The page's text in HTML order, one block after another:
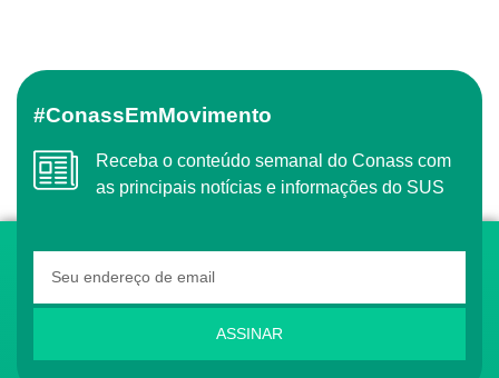
#ConassEmMovimento
Receba o conteúdo semanal do Conass com
as principais notícias e informações do SUS
ASSINAR